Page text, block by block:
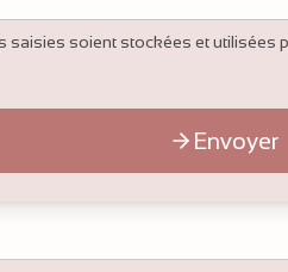
saisies soient stockées et utilisées
Envoyer